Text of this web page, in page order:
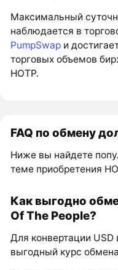
Максимальный
наблюдается в
PumpSwap и
торговых объемов
HOTP.
FAQ по обмену
Ниже вы найдете
теме приобретения
Как выгодно
Of The People?
Для конвертации
выгодный курс